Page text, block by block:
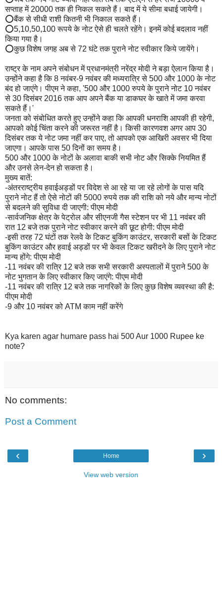
सप्ताह में 20000 तक ही निकल सकते हैं। बाद में ये सीमा बधाई जायेगी।
⭕बैंक से सीधी राशी कितनी भी निकाल सकते हैं।
⭕5,10,50,100 रूपये के नोट ऐसे ही चलते रहेंगे। इनमें कोई बदलाव नहीं
किया गया है।
⭕कुछ विशेष जगह अब से 72 घंटे तक पुराने नोट स्वीकार किये जायेंगे।
राष्ट्र के नाम अपने संबोधन में प्रधानमंत्री नरेंद्र मोदी ने बड़ा ऐलान किया है।
उन्होंने कहा है कि 8 नवंबर-9 नवंबर की मध्यरात्रि से 500 और 1000 के नोट
बंद हो जाएंगे। पीएम ने कहा, '500 और 1000 रुपये के पुराने नोट 10 नवंबर
से 30 दिसंबर 2016 तक आप अपने बैंक या डाकघर के खाते में जमा करवा
सकते हैं।'
जनता को संबोधित करते हुए उन्होंने कहा कि आपकी धनराशि आपकी ही रहेगी,
आपको कोई चिंता करने की जरूरत नहीं है। किसी कारणवश अगर आप 30
दिसंबर तक ये नोट जमा नहीं कर पाए, तो आपको एक आखिरी अवसर भी दिया
जाएगा। आपके पास 50 दिनों का समय है।
500 और 1000 के नोटों के अलावा बाकी सभी नोट और सिक्के नियमित हैं
और उनसे लेन-देन हो सकता है।
मुख्य बातें:
-अंतरराष्ट्रीय हवाईअड्डों पर विदेश से आ रहे या जा रहे लोगों के पास यदि
पुराने नोट हैं तो ऐसे नोटों की 5000 रुपये तक की राशि को नये और मान्य नोटों
से बदलने की सुविधा दी जाएगी: पीएम मोदी
-सार्वजनिक क्षेत्र के पेट्रोल और सीएनजी गैस स्टेशन पर भी 11 नवंबर की
रात 12 बजे तक पुराने नोट स्वीकार करने की छूट होगी: पीएम मोदी
-इसी तरह 72 घंटों तक रेलवे के टिकट बुकिंग काउंटर, सरकारी बसों के टिकट
बुकिंग काउंटर और हवाई अड्डों पर भी केवल टिकट खरीदने के लिए पुराने नोट
मान्य होंगे: पीएम मोदी
-11 नवंबर की रात्रि 12 बजे तक सभी सरकारी अस्पतालों में पुराने 500 के
नोट भुगतान के लिए स्वीकार किए जाएंगे: पीएम मोदी
-11 नवंबर की रात्रि 12 बजे तक नागरिकों के लिए कुछ विशेष व्यवस्था की है:
पीएम मोदी
-9 और 10 नवंबर को ATM काम नहीं करेंगे
Kya karen agar humare pass hai 500 Aur 1000 Rupee ke
note?
No comments:
Post a Comment
‹ ›
Home
View web version